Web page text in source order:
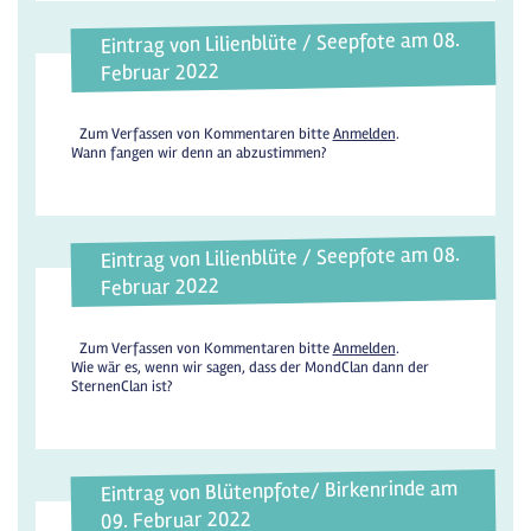
Eintrag von Lilienblüte / Seepfote am 08.
Februar 2022
Zum Verfassen von Kommentaren bitteAnmelden.
Wann fangen wir denn an abzustimmen?
Eintrag von Lilienblüte / Seepfote am 08.
Februar 2022
Zum Verfassen von Kommentaren bitteAnmelden.
Wie wär es, wenn wir sagen, dass der MondClan dann der
SternenClan ist?
Eintrag von Blütenpfote/ Birkenrinde am
09. Februar 2022